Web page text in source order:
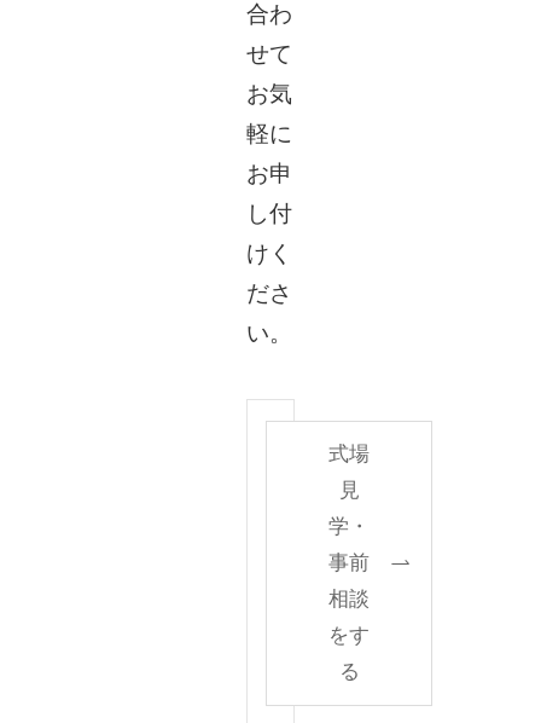
合わ
せて
お気
軽に
お申
し付
けく
ださ
い。
式場
見
学・
事前
相談
をす
る